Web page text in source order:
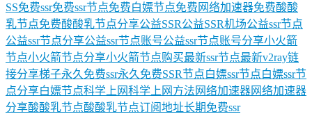
SS免费ssr免费ssr节点免费白嫖节点免费网络加速器免费酸酸
乳节点免费酸酸乳节点分享公益SSR公益SSR机场公益ssr节点
公益ssr节点分享公益ssr节点账号公益ssr节点账号分享小火箭
节点小火箭节点分享小火箭节点购买最新ssr节点最新v2ray链
接分享梯子永久免费ssr永久免费SSR节点白嫖ssr节点白嫖ssr节
点分享白嫖节点科学上网科学上网方法 网络加速器网络加速器
分享酸酸乳节点酸酸乳节点订阅地址长期免费ssr